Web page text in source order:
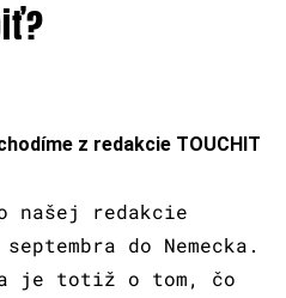
z redakcie TOUCHIT
našej redakcie
do Nemecka.
je totiž o tom, čo